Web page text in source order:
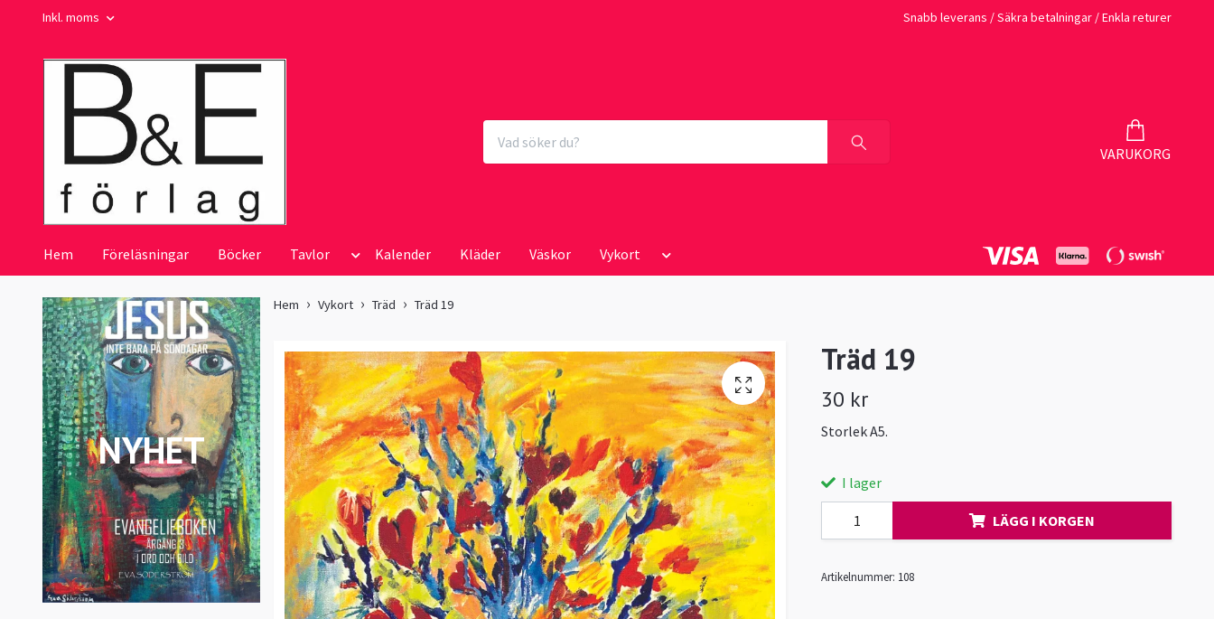
Inkl. moms Snabb leverans / Säkra betalningar / Enkla returer
VARUKORG
Hem Föreläsningar Böcker Tavlor Kalender Kläder Väskor Vykort
NYHET
Hem Vykort Träd Träd 19
Träd 19
30 kr
Storlek A5.
I lager
LÄGG I KORGEN
Artikelnummer: 108